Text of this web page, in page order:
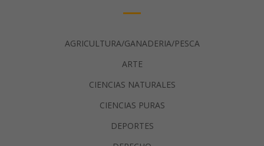
AGRICULTURA/GANADERIA/PESCA
ARTE
CIENCIAS NATURALES
CIENCIAS PURAS
DEPORTES